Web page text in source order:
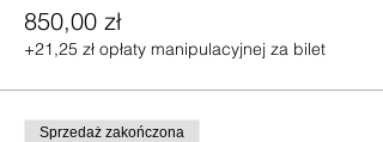
850,00 zł
+21,25 zł opłaty manipulacyjnej za bilet
Sprzedaż zakończona